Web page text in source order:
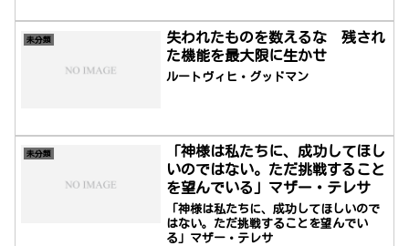
未分類
失われたものを数えるな 残され
た機能を最大限に生かせ
ルートヴィヒ・グッドマン
未分類
「神様は私たちに、成功してほし
いのではない。ただ挑戦すること
を望んでいる」マザー・テレサ
「神様は私たちに、成功してほしいので
はない。ただ挑戦することを望んでい
る」マザー・テレサ